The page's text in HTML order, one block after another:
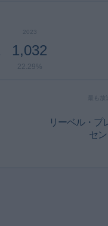
2023
1,032
22.29%
最も
リーベル・プ
セ